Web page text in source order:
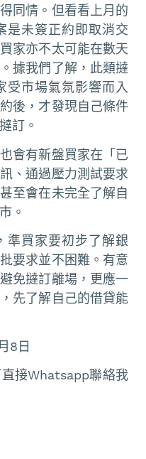
同情。但看看上月的
是未簽正約即取消交
家亦不太可能在數天
據我們了解，此類撻
受市場氣氛影響而入
後，才發現自己條件
訂。
會有新盤買家在「已
、通過壓力測試要求
至會在未完全了解自
。
準買家要初步了解銀
要求並不困難。有意
免撻訂離場，更應一
先了解自己的借貸能
8日
接Whatsapp聯絡我